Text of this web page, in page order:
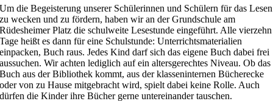
Um die Begeisterung unserer Schülerinnen und Schülern für das Lesen
zu wecken und zu fördern, haben wir an der Grundschule am
Rüdesheimer Platz die schulweite Lesestunde eingeführt. Alle vierzehn
Tage heißt es dann für eine Schulstunde: Unterrichtsmaterialien
einpacken, Buch raus. Jedes Kind darf sich das eigene Buch dabei frei
aussuchen. Wir achten lediglich auf ein altersgerechtes Niveau. Ob das
Buch aus der Bibliothek kommt, aus der klasseninternen Bücherecke
oder von zu Hause mitgebracht wird, spielt dabei keine Rolle. Auch
dürfen die Kinder ihre Bücher gerne untereinander tauschen.